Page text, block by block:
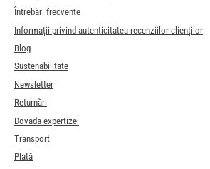
Întrebări frecvente
Informații privind autenticitatea recenziilor clienților
Blog
Sustenabilitate
Newsletter
Returnări
Dovada expertizei
Transport
Plată